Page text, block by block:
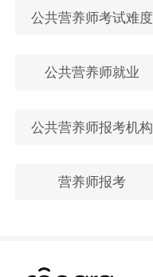
公共营养师考试难度
公共营养师就业
公共营养师报考机构
营养师报考